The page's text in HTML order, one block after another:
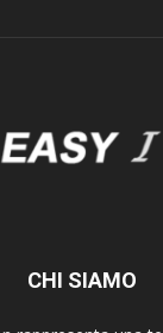
CHI SIAMO